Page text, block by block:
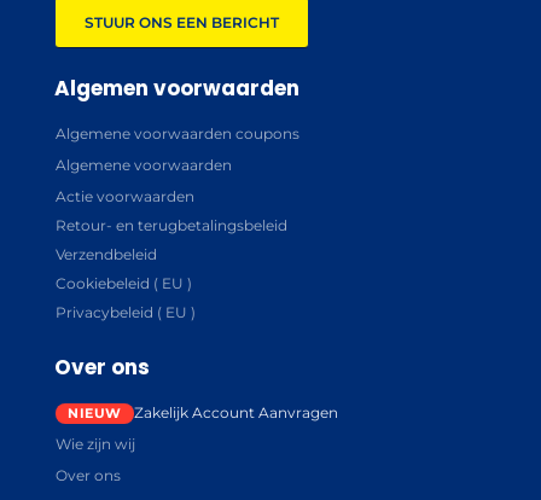
STUUR ONS EEN BERICHT
Algemen voorwaarden
Algemene voorwaarden coupons
Algemene voorwaarden
Actie voorwaarden
Retour- en terugbetalingsbeleid
Verzendbeleid
Cookiebeleid ( EU )
Privacybeleid ( EU )
Over ons
Zakelijk Account Aanvragen
Wie zijn wij
Over ons